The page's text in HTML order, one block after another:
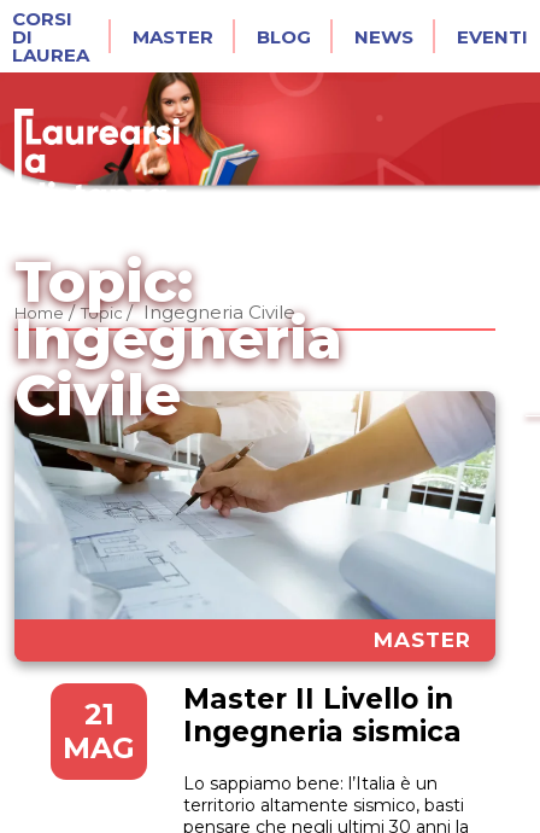
CORSI
DI
LAUREA
MASTER BLOG NEWS EVENTI
Topic:
Ingegneria
Civile
Home/ Topic/ Ingegneria Civile
MASTER
21
MAG
Master II Livello in
Ingegneria sismica
Lo sappiamo bene: l’Italia è un
territorio altamente sismico, basti
pensare che negli ultimi 30 anni la